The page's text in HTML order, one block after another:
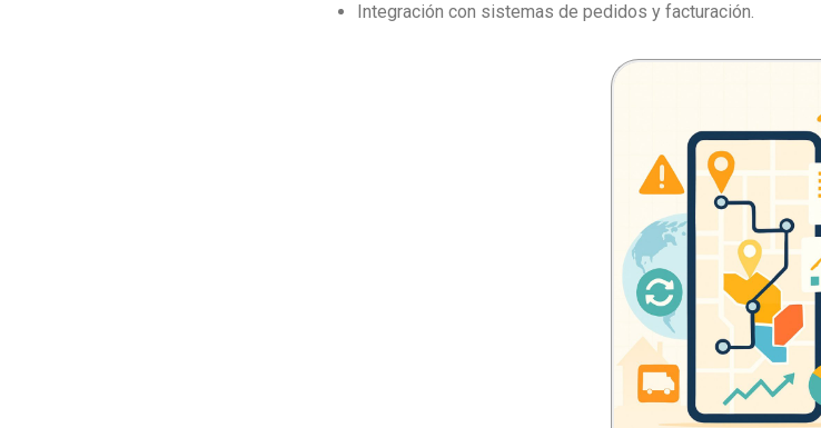
Integración con sistemas de pedidos y facturación.